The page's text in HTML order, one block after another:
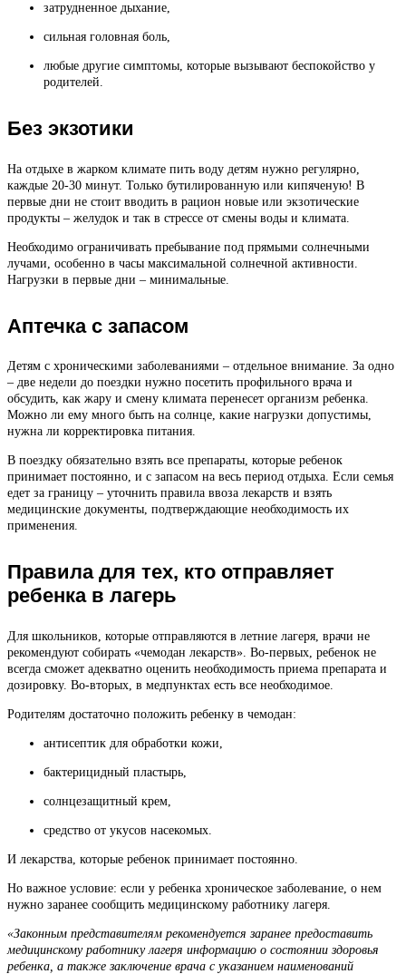
затрудненное дыхание,
сильная головная боль,
любые другие симптомы, которые вызывают беспокойство у
родителей.
Без экзотики
На отдыхе в жарком климате пить воду детям нужно регулярно,
каждые 20-30 минут. Только бутилированную или кипяченую! В
первые дни не стоит вводить в рацион новые или экзотические
продукты – желудок и так в стрессе от смены воды и климата.
Необходимо ограничивать пребывание под прямыми солнечными
лучами, особенно в часы максимальной солнечной активности.
Нагрузки в первые дни – минимальные.
Аптечка с запасом
Детям с хроническими заболеваниями – отдельное внимание. За одно
– две недели до поездки нужно посетить профильного врача и
обсудить, как жару и смену климата перенесет организм ребенка.
Можно ли ему много быть на солнце, какие нагрузки допустимы,
нужна ли корректировка питания.
В поездку обязательно взять все препараты, которые ребенок
принимает постоянно, и с запасом на весь период отдыха. Если семья
едет за границу – уточнить правила ввоза лекарств и взять
медицинские документы, подтверждающие необходимость их
применения.
Правила для тех, кто отправляет
ребенка в лагерь
Для школьников, которые отправляются в летние лагеря, врачи не
рекомендуют собирать «чемодан лекарств». Во-первых, ребенок не
всегда сможет адекватно оценить необходимость приема препарата и
дозировку. Во-вторых, в медпунктах есть все необходимое.
Родителям достаточно положить ребенку в чемодан:
антисептик для обработки кожи,
бактерицидный пластырь,
солнцезащитный крем,
средство от укусов насекомых.
И лекарства, которые ребенок принимает постоянно.
Но важное условие: если у ребенка хроническое заболевание, о нем
нужно заранее сообщить медицинскому работнику лагеря.
«Законным представителям рекомендуется заранее предоставить
медицинскому работнику лагеря информацию о состоянии здоровья
ребенка, а также заключение врача с указанием наименований